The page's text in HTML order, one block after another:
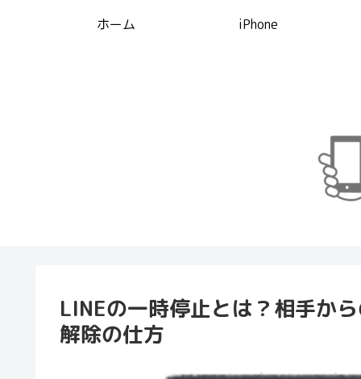
ホーム iPhone
LINEの一時停止とは？相手か
解除の仕方